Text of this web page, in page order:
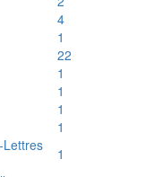
4
1
22
1
1
1
1
Lettres
1